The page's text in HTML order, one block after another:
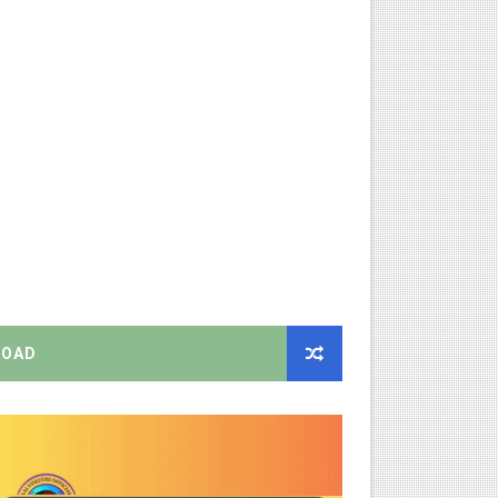
புதிய தெளிவுரை: முக்கிய செயல்முறைகள் வெளியீடு!
அன்று நடைபெறுகிறது - நிகழ்ச்சி நிரல் மற்றும் முக்கிய
சுற்றறிக்கை வெளியீடு